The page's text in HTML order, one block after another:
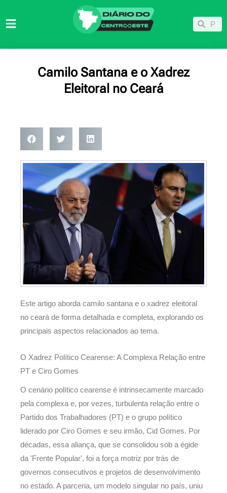
para
Pesquisar
Camilo Santana e o Xadrez
Eleitoral no Ceará
Este artigo aborda camilo santana e o xadrez eleitoral
no ceará de forma detalhada e completa, explorando os
principais aspectos relacionados ao tema.
O Xadrez Político Cearense: A Complexa Relação entre
PT e Ciro Gomes
O cenário político cearense é intrinsecamente marcado
pela complexa e, por vezes, turbulenta relação entre o
Partido dos Trabalhadores (PT) e o grupo político
liderado por Ciro Gomes e seu irmão, Cid Gomes. Por
décadas, essa aliança, que se consolidou sob a égide
da 'Frente Popular', foi a força motriz por trás de
governos consecutivos e projetos de desenvolvimento
no estado. A parceria, um modelo singular no país, uniu